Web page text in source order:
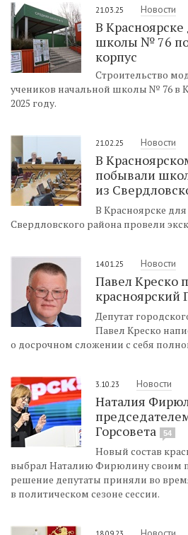
21.03.25 Новости
В
школы № 76
корпус
Строительство
учеников начальной школы № 76 в
2025 году.
21.02.25 Новости
В
побывали
из
В Красноярске
Свердловского района провели
14.01.25 Новости
Павел Креско
красноярский
Депутат
Павел Креско
о досрочном сложении с себя
3.10.23 Новости
Наталия
Горсовета
54
Новый состав
выбрал Наталию Фирюлину своим
решение депутаты приняли во
в политическом сезоне сессии.